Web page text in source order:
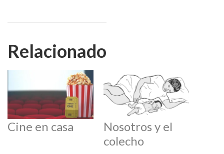
Relacionado
Cine en casa
Nosotros y el
colecho